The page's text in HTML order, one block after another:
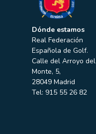
Dónde estamos
Real Federación
Española de Golf.
Calle del Arroyo del
Monte, 5,
28049 Madrid
Tel: 915 55 26 82